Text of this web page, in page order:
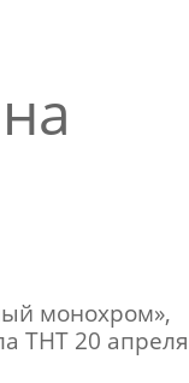
монохром»,
ТНТ 20 апреля